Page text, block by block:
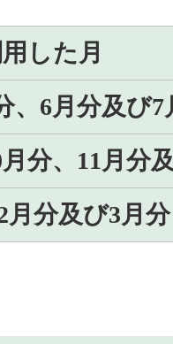
した月
、6月分及び7
分、11月分
月分及び3月分